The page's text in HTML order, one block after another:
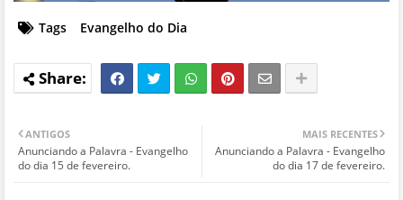
Tags Evangelho do Dia
MAIS RECENTES
Anunciando a Palavra - Evangelho
do dia 17 de fevereiro.
ANTIGOS
Anunciando a Palavra - Evangelho
do dia 15 de fevereiro.